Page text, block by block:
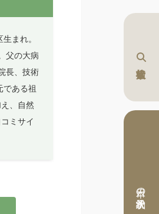
本日の予約状況
まれ。
父の大病
長、技術
ある祖
、自然
ミサイ